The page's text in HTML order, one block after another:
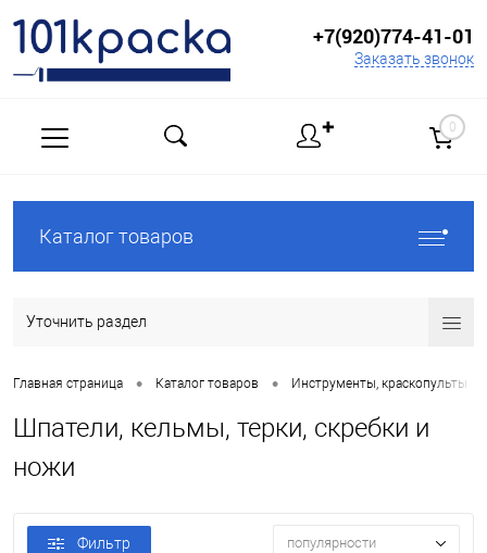
+7(920)774-41-01
Заказать звонок
✚ 0
Каталог товаров
Уточнить раздел
Главная страница • Каталог товаров • Инструменты, краскопульты
Шпатели, кельмы, терки, скребки и
ножи
Фильтр популярности